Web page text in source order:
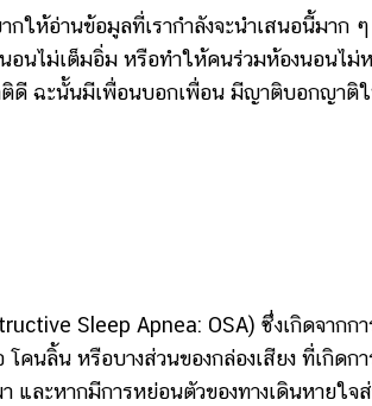
ให้อ่านข้อมูลที่เรากำลังจะนำเสนอนี้มาก ๆ
อนไม่เต็มอิ่ม หรือทำให้คนร่วมห้องนอนไม่
ดี ฉะนั้นมีเพื่อนบอกเพื่อน มีญาติบอกญาติ
Sleep Apnea: OSA) ซึ่งเกิดจากกา
คนลิ้น หรือบางส่วนของกล่องเสียง ที่เกิดกา
ละหากมีการหย่อนตัวของทางเดินหายใจ